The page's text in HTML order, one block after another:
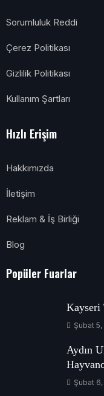
Sorumluluk Reddi
Çerez Politikası
Gizlilik Politikası
Kullanım Şartları
Hızlı Erişim
Hakkımızda
İletişim
Reklam & İş Birliği
Blog
Popüler Fuarlar
Kayseri
Şubat
Aydın
Şubat